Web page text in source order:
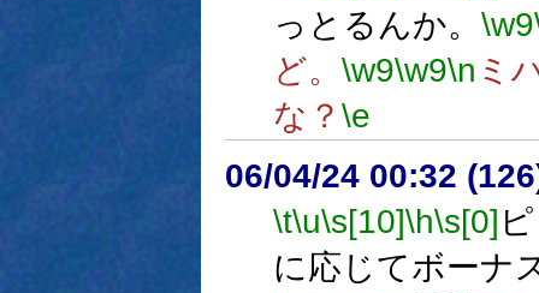
っとるんか。 \w9
ど。 \w9\w9\n ミ
な？ \e
06/04/24 00:32
\t\u\s[10]\h\s[0]
に応じてボーナ